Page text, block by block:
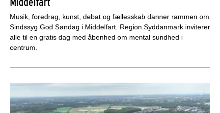
Musik, foredrag, kunst, debat og fællesskab danner rammen om
Sindssyg God Søndag i Middelfart. Region Syddanmark inviterer
alle til en gratis dag med åbenhed om mental sundhed i
centrum.